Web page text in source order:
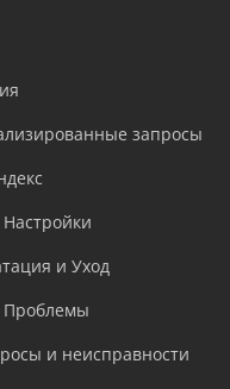
запросы
и Уход
Проблемы
и неисправности